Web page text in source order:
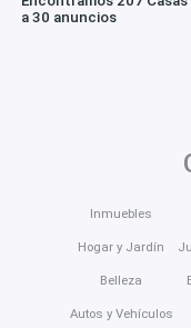
a 30 anuncios
Inmuebles
Hogar y Jardín
Belleza
Autos y Vehículos